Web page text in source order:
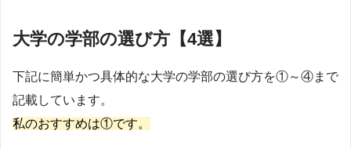
大学の学部の選び方【4選】
下記に簡単かつ具体的な大学の学部の選び方を①～④まで
記載しています。
私のおすすめは①です。